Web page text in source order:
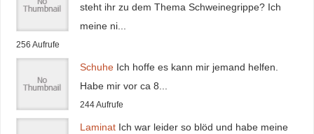
steht ihr zu dem Thema Schweinegrippe? Ich
meine ni...
256 Aufrufe
Schuhe Ich hoffe es kann mir jemand helfen.
Habe mir vor ca 8...
244 Aufrufe
Laminat Ich war leider so blöd und habe meine